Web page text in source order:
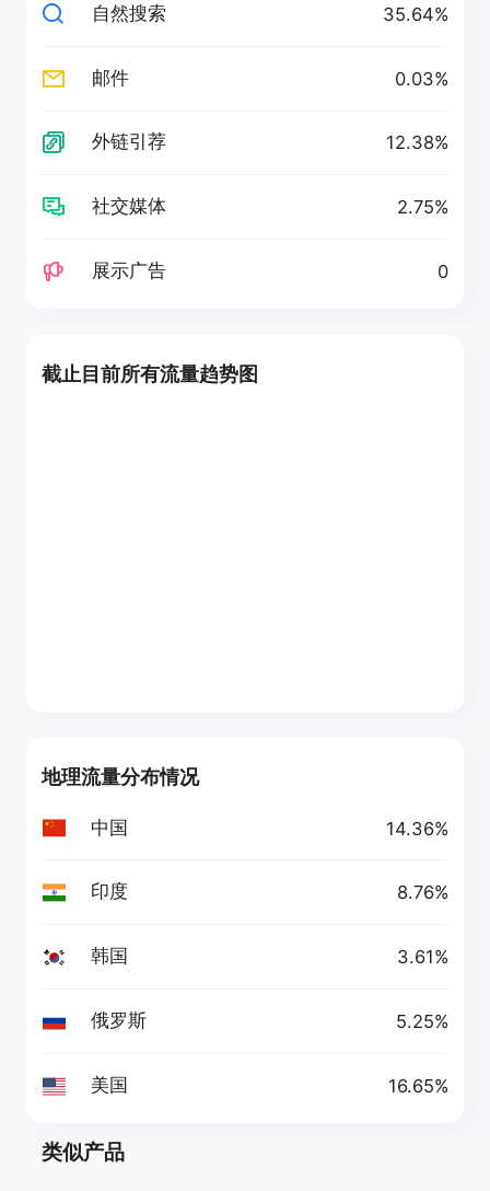
自然搜索 35.64%
邮件 0.03%
外链引荐 12.38%
社交媒体 2.75%
展示广告 0
截止目前所有流量趋势图
地理流量分布情况
中国 14.36%
印度 8.76%
韩国 3.61%
俄罗斯 5.25%
美国 16.65%
类似产品